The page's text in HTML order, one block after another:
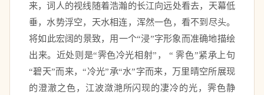
来，词人的视线随着浩瀚的长江向远处看去，天幕低
垂，水势浮空，天水相连，浑然一色，看不到尽头。
将如此宏阔的景致，用一个“浸”字形象而准确地描绘
出来。近处则是“霁色冷光相射”， “ 霁色”紧承上句
“碧天”而来，“冷光”承“水”字而来，万里晴空所展现
的澄澈之色，江波潋滟所闪现的凄冷的光，霁色静